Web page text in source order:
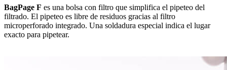
BagPage F es una bolsa con filtro que simplifica el pipeteo del
filtrado. El pipeteo es libre de residuos gracias al filtro
microperforado integrado. Una soldadura especial indica el lugar
exacto para pipetear.